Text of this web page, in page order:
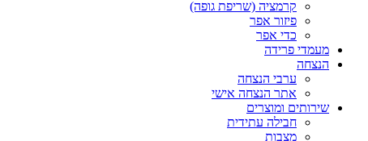
קרמציה (שריפת גופה)
פיזור אפר
כדי אפר
מעמדי פרידה
הנצחה
ערבי הנצחה
אתר הנצחה אישי
שירותים ומוצרים
חבילה עתידית
מצבות